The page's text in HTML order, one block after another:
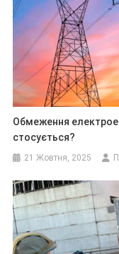
Обмеження
стосується?
21 Жовтня, 2025